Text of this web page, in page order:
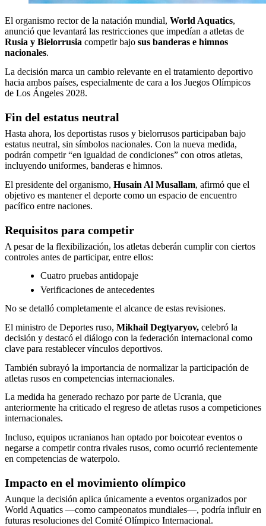
El organismo rector de la natación mundial, World Aquatics,
anunció que levantará las restricciones que impedían a atletas de
Rusia y Bielorrusia competir bajo sus banderas e himnos
nacionales.
La decisión marca un cambio relevante en el tratamiento deportivo
hacia ambos países, especialmente de cara a los Juegos Olímpicos
de Los Ángeles 2028.
Fin del estatus neutral
Hasta ahora, los deportistas rusos y bielorrusos participaban bajo
estatus neutral, sin símbolos nacionales. Con la nueva medida,
podrán competir “en igualdad de condiciones” con otros atletas,
incluyendo uniformes, banderas e himnos.
El presidente del organismo, Husain Al Musallam, afirmó que el
objetivo es mantener el deporte como un espacio de encuentro
pacífico entre naciones.
Requisitos para competir
A pesar de la flexibilización, los atletas deberán cumplir con ciertos
controles antes de participar, entre ellos:
Cuatro pruebas antidopaje
Verificaciones de antecedentes
No se detalló completamente el alcance de estas revisiones.
El ministro de Deportes ruso, Mikhail Degtyaryov, celebró la
decisión y destacó el diálogo con la federación internacional como
clave para restablecer vínculos deportivos.
También subrayó la importancia de normalizar la participación de
atletas rusos en competencias internacionales.
La medida ha generado rechazo por parte de Ucrania, que
anteriormente ha criticado el regreso de atletas rusos a competiciones
internacionales.
Incluso, equipos ucranianos han optado por boicotear eventos o
negarse a competir contra rivales rusos, como ocurrió recientemente
en competencias de waterpolo.
Impacto en el movimiento olímpico
Aunque la decisión aplica únicamente a eventos organizados por
World Aquatics —como campeonatos mundiales—, podría influir en
futuras resoluciones del Comité Olímpico Internacional.